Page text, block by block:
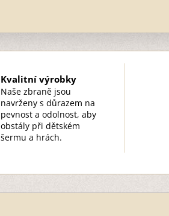
Kvalitní výrobky
Naše zbraně jsou
navrženy s důrazem na
pevnost a odolnost, aby
obstály při dětském
šermu a hrách.